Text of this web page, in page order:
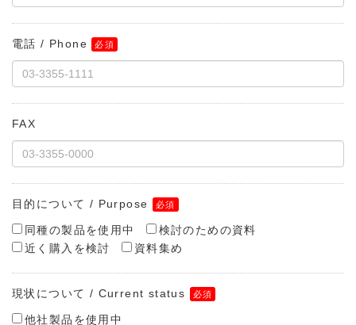
電話 / Phone
FAX
目的について / Purpose
同種の製品を使用中
検討のための資料
近く購入を検討
資料集め
現状について / Current status
他社製品を使用中